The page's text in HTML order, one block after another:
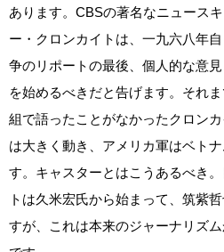
あります。CBSの著名なニュース
ー・クロンカイトは、一九六八年
争のリポートの最後、個人的な意
を始めるべきだと告げます。それ
組で語ったことがなかったクロン
は大きく動き、アメリカ軍はベト
す。キャスターとはこうあるべき
トは久米宏氏から始まって、筑紫
すが、これは本来のジャーナリズ